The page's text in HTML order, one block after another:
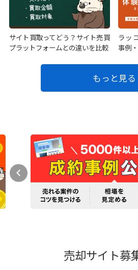
サイト買取ってどう？サイト売買
プラットフォームとの違いを比較
ラッ
事例
もっと見る
売却サイト募